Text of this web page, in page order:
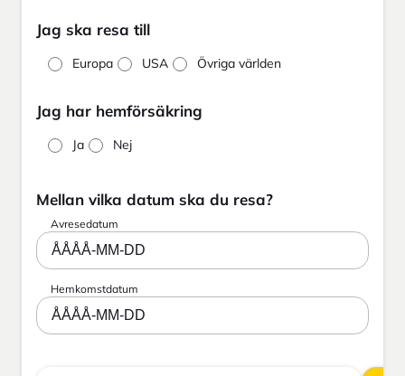
Jag ska resa till
Europa USA Övriga världen
Jag har hemförsäkring
Ja Nej
Mellan vilka datum ska du resa?
Avresedatum
ÅÅÅÅ-MM-DD
Hemkomstdatum
ÅÅÅÅ-MM-DD